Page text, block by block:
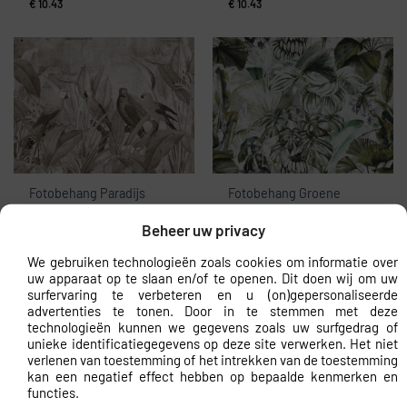
Beheer uw privacy
We gebruiken technologieën zoals cookies om informatie over
uw apparaat op te slaan en/of te openen. Dit doen wij om uw
surfervaring te verbeteren en u (on)gepersonaliseerde
advertenties te tonen. Door in te stemmen met deze
technologieën kunnen we gegevens zoals uw surfgedrag of
unieke identificatiegegevens op deze site verwerken. Het niet
verlenen van toestemming of het intrekken van de toestemming
kan een negatief effect hebben op bepaalde kenmerken en
functies.
€ 10.43 € 10.43
Fotobehang Paradijs
Ontmoeting
Fotobehang Groene
vlechtwerk
€10.43